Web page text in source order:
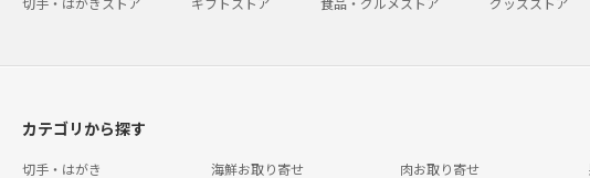
カテゴリから探す
切手・はがき 海鮮お取り寄せ 肉お取り寄せ